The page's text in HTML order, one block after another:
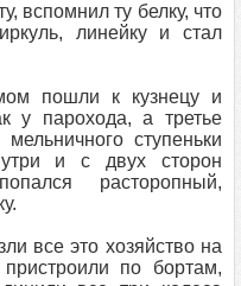
вспомнил ту белку, что
линейку и стал
пошли к кузнецу и
у парохода, а третье
ступеньки
и с двух сторон
расторопный,
все это хозяйство на
по бортам,